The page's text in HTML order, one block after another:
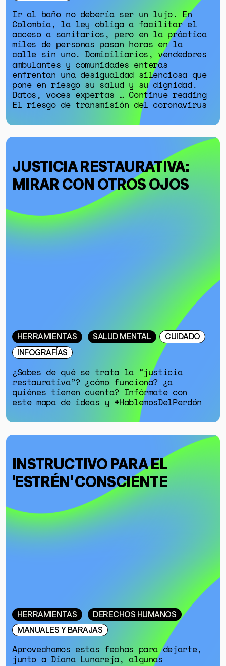
Ir al baño no debería ser un lujo. En
Colombia, la ley obliga a facilitar el
acceso a sanitarios, pero en la práctica
miles de personas pasan horas en la
calle sin uno. Domiciliarios, vendedores
ambulantes y comunidades enteras
enfrentan una desigualdad silenciosa que
pone en riesgo su salud y su dignidad.
Datos, voces expertas … Continue reading
El riesgo de transmisión del coronavirus
JUSTICIA RESTAURATIVA:
MIRAR CON OTROS OJOS
HERRAMIENTAS SALUD MENTAL
CUIDADO
INFOGRAFÍAS
¿Sabes de qué se trata la “justicia
restaurativa”? ¿cómo funciona? ¿a
quiénes tienen cuenta? Infórmate con
este mapa de ideas y #HablemosDelPerdón
INSTRUCTIVO PARA EL
'ESTRÉN' CONSCIENTE
HERRAMIENTAS
DERECHOS HUMANOS
MANUALES Y BARAJAS
Aprovechamos estas fechas para dejarte,
junto a Diana Lunareja, algunas